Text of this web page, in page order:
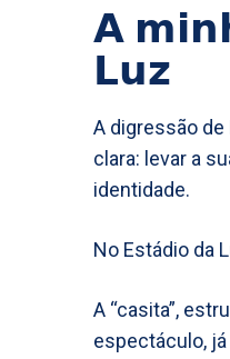
𝗔
𝗟𝘂𝘇
A digressão de
clara: levar a
identidade.
No Estádio da
A “casita”,
espectáculo,